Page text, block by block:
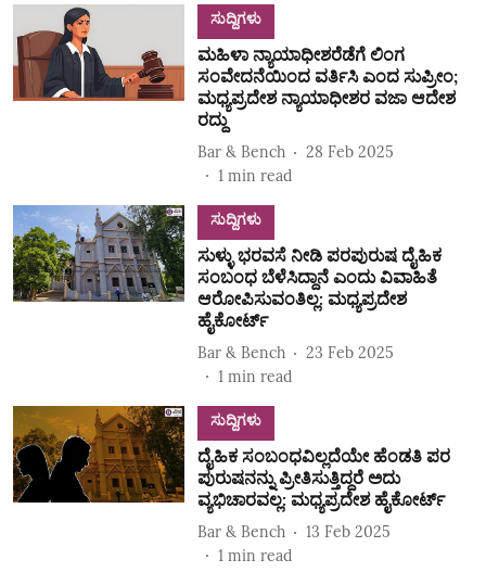
ಸುದ್ದಿಗಳು
ಮಹಿಳಾ ನ್ಯಾಯಾಧೀಶರೆಡೆಗೆ ಲಿಂಗ
ಸಂವೇದನೆಯಿಂದ ವರ್ತಿಸಿ ಎಂದ ಸುಪ್ರೀಂ;
ಮಧ್ಯಪ್ರದೇಶ ನ್ಯಾಯಾಧೀಶರ ವಜಾ ಆದೇಶ
ರದ್ದು
Bar & Bench
28 Feb 2025
1 min read
ಸುದ್ದಿಗಳು
ಸುಳ್ಳು ಭರವಸೆ ನೀಡಿ ಪರಪುರುಷ ದೈಹಿಕ
ಸಂಬಂಧ ಬೆಳೆಸಿದ್ದಾನೆ ಎಂದು ವಿವಾಹಿತೆ
ಆರೋಪಿಸುವಂತಿಲ್ಲ: ಮಧ್ಯಪ್ರದೇಶ
ಹೈಕೋರ್ಟ್
Bar & Bench
23 Feb 2025
1 min read
ಸುದ್ದಿಗಳು
ದೈಹಿಕ ಸಂಬಂಧವಿಲ್ಲದೆಯೇ ಹೆಂಡತಿ ಪರ
ಪುರುಷನನ್ನು ಪ್ರೀತಿಸುತ್ತಿದ್ದರೆ ಅದು
ವ್ಯಭಿಚಾರವಲ್ಲ: ಮಧ್ಯಪ್ರದೇಶ ಹೈಕೋರ್ಟ್
Bar & Bench
13 Feb 2025
1 min read